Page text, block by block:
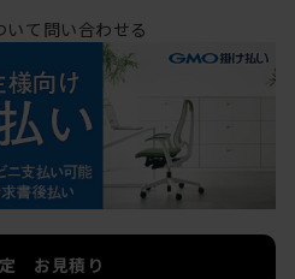
いて問い合わせる
お見積り